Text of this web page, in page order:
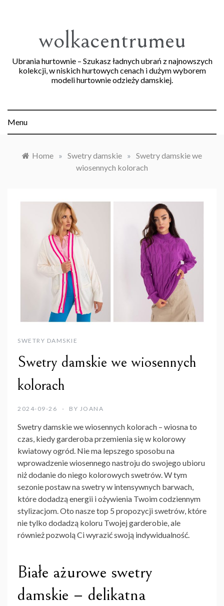
wolkacentrumeu
Ubrania hurtownie – Szukasz ładnych ubrań z najnowszych
kolekcji, w niskich hurtowych cenach i dużym wyborem
modeli hurtownie odzieży damskiej.
Menu
Home » Swetry damskie » Swetry damskie we
wiosennych kolorach
SWETRY DAMSKIE
Swetry damskie we wiosennych
kolorach
2024-09-26 BY JOANA
Swetry damskie we wiosennych kolorach – wiosna to
czas, kiedy garderoba przemienia się w kolorowy
kwiatowy ogród. Nie ma lepszego sposobu na
wprowadzenie wiosennego nastroju do swojego ubioru
niż dodanie do niego kolorowych swetrów. W tym
sezonie postaw na swetry w intensywnych barwach,
które dodadzą energii i ożywienia Twoim codziennym
stylizacjom. Oto nasze top 5 propozycji swetrów, które
nie tylko dodadzą koloru Twojej garderobie, ale
również pozwolą Ci wyrazić swoją indywidualność.
Białe ażurowe swetry
damskie – delikatna